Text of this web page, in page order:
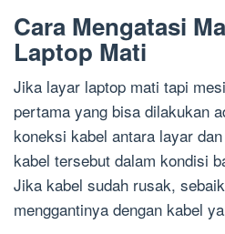
Cara Mengatasi
Laptop Mati
Jika layar laptop mati tapi
pertama yang bisa dilakukan
koneksi kabel antara layar
kabel tersebut dalam kondisi
Jika kabel sudah rusak,
menggantinya dengan kabel